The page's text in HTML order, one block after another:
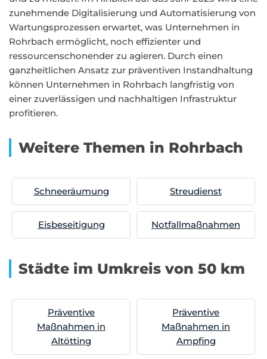
zunehmende Digitalisierung und Automatisierung von
Wartungsprozessen erwartet, was Unternehmen in
Rohrbach ermöglicht, noch effizienter und
ressourcenschonender zu agieren. Durch einen
ganzheitlichen Ansatz zur präventiven Instandhaltung
können Unternehmen in Rohrbach langfristig von
einer zuverlässigen und nachhaltigen Infrastruktur
profitieren.
Weitere Themen in Rohrbach
Schneeräumung Streudienst
Eisbeseitigung Notfallmaßnahmen
Städte im Umkreis von 50 km
Präventive
Maßnahmen in
Altötting
Präventive
Maßnahmen in
Ampfing